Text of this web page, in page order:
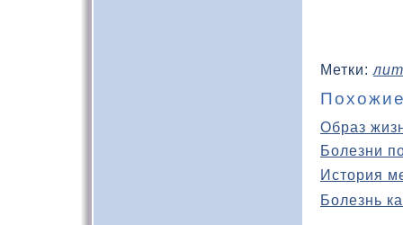
Метки:
Образ
Болезни
История
Болезнь